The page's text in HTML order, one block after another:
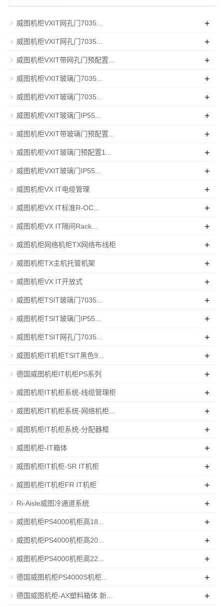
威图机柜VXIT网孔门7035... +
威图机柜VXIT网孔门7035... +
威图机柜VXIT带网孔门预配置... +
威图机柜VXIT玻璃门7035... +
威图机柜VXIT玻璃门7035... +
威图机柜VXIT玻璃门IP55... +
威图机柜VXIT带玻璃门预配置... +
威图机柜VXIT玻璃门预配置1... +
威图机柜VXIT玻璃门IP55... +
威图机柜VX IT电缆管理 +
威图机柜VX IT标准R-OC... +
威图机柜VX IT隔间Rack... +
威图机柜网络机柜TX网络布线柜 +
威图机柜TX主机托管机架 +
威图机柜VX IT开放式 +
威图机柜TSIT玻璃门7035... +
威图机柜TSIT玻璃门IP55... +
威图机柜TSIT网孔门7035... +
威图机柜IT机柜TSIT黑色9... +
德国威图机柜IT机柜PS系列 +
威图机柜IT机柜系统-线缆管理柜 +
威图机柜IT机柜系统-网络机柜... +
威图机柜IT机柜系统-分配器框 +
威图机柜-IT箱体 +
威图机柜IT机柜-SR IT机柜 +
威图机柜IT机柜FR IT机柜 +
Ri-Aisle威图冷通道系统 +
威图机柜PS4000机柜高18... +
威图机柜PS4000机柜高20... +
威图机柜PS4000机柜高22... +
德国威图机柜PS4000S机柜... +
德国威图机柜-AX塑料箱体 新... +